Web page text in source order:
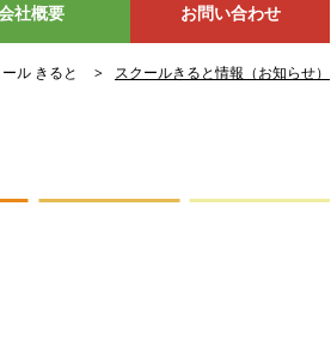
社概要 お問い合わせ
ル きると スクールきると情報（お知らせ）